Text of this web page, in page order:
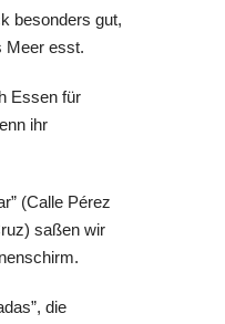
besonders gut,
Meer esst.
Essen für
ihr
(Calle Pérez
saßen wir
die